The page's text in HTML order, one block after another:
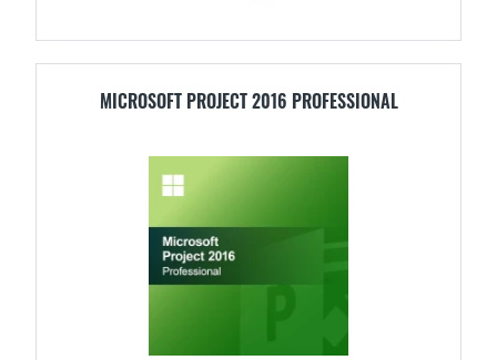
MICROSOFT PROJECT 2016 PROFESSIONAL